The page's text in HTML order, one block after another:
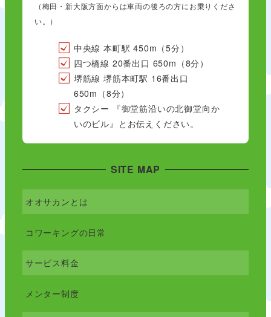
（梅田・新大阪方面からは車両の後ろの方にお乗りくださ
い。）
中央線 本町駅 450m（5分）
四つ橋線 20番出口 650m（8分）
堺筋線 堺筋本町駅 16番出口
650m（8分）
タクシー 『御堂筋沿いの北御堂向か
いのビル』とお伝えください。
SITE MAP
オオサカンとは
コワーキングの日常
サービス料金
メンター制度